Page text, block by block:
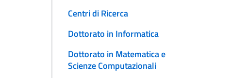
Centri di Ricerca
Dottorato in Informatica
Dottorato in Matematica e
Scienze Computazionali